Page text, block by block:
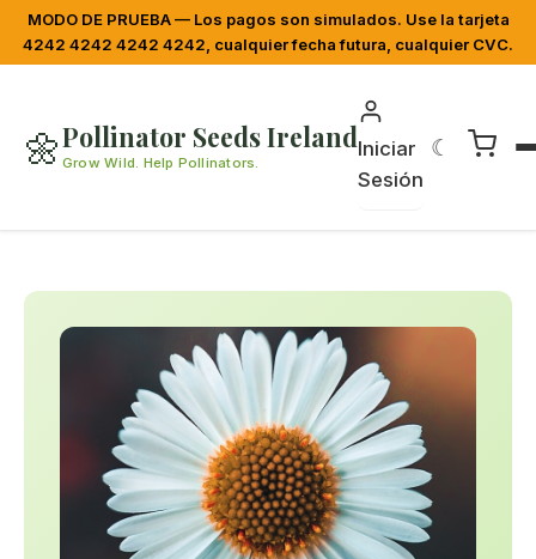
MODO DE PRUEBA — Los pagos son simulados. Use la tarjeta
4242 4242 4242 4242, cualquier fecha futura, cualquier CVC.
🌼Pollinator Seeds Ireland
Grow Wild. Help Pollinators.
Iniciar
Sesión
☾